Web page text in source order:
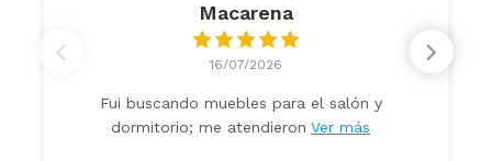
Macarena
16/07/2026
Fui buscando muebles para el salón y
dormitorio; me atendieron Ver más